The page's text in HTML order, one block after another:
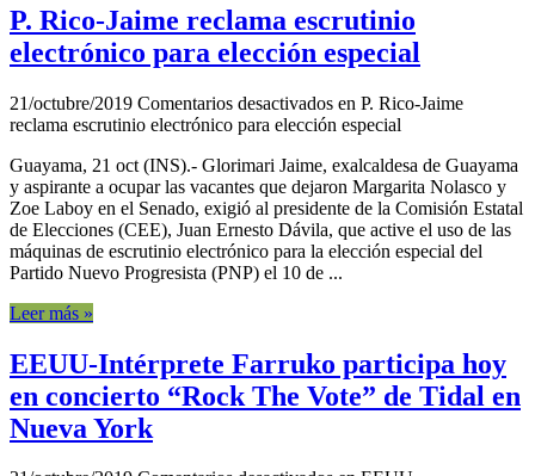
P. Rico-Jaime reclama escrutinio
electrónico para elección especial
21/octubre/2019 Comentarios desactivados en P. Rico-Jaime
reclama escrutinio electrónico para elección especial
Guayama, 21 oct (INS).- Glorimari Jaime, exalcaldesa de Guayama
y aspirante a ocupar las vacantes que dejaron Margarita Nolasco y
Zoe Laboy en el Senado, exigió al presidente de la Comisión Estatal
de Elecciones (CEE), Juan Ernesto Dávila, que active el uso de las
máquinas de escrutinio electrónico para la elección especial del
Partido Nuevo Progresista (PNP) el 10 de ...
Leer más »
EEUU-Intérprete Farruko participa hoy
en concierto “Rock The Vote” de Tidal en
Nueva York